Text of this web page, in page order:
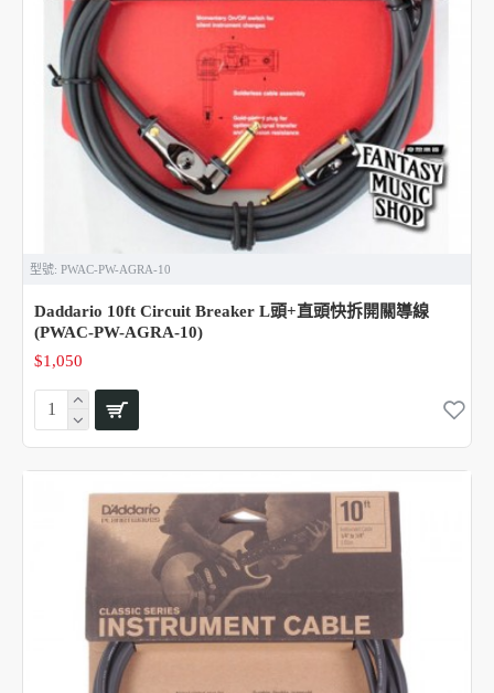
型號: PWAC-PW-AGRA-10
Daddario 10ft Circuit Breaker L頭+直頭快拆開關導線
(PWAC-PW-AGRA-10)
$1,050